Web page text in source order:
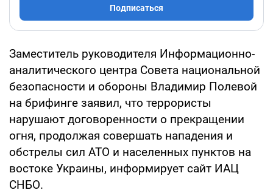
Подписаться
Заместитель руководителя Информационно-
аналитического центра Совета национальной
безопасности и обороны Владимир Полевой
на брифинге заявил, что террористы
нарушают договоренности о прекращении
огня, продолжая совершать нападения и
обстрелы сил АТО и населенных пунктов на
востоке Украины, информирует сайт ИАЦ
СНБО.